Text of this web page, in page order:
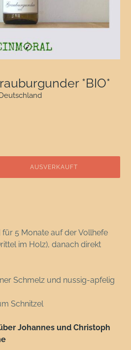
*BIO*
AUSVERKAUFT
5 Monate auf der Vollhefe
im Holz), danach direkt
Schmelz und nussig-apfelig
Schnitzel
Johannes und Christoph